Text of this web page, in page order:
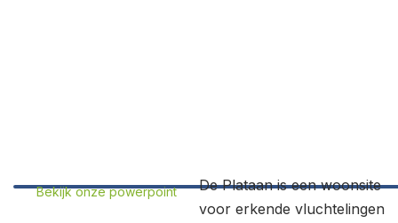
Bekijk onze powerpoint
De Plataan is een woonsite
voor erkende vluchtelingen